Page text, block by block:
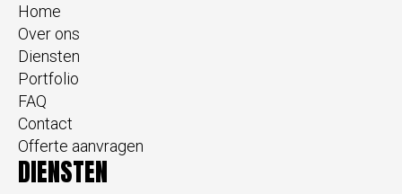
Home
Over ons
Diensten
Portfolio
FAQ
Contact
Offerte aanvragen
DIENSTEN